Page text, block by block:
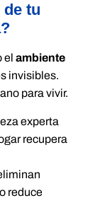
tu
el ambiente
invisibles.
para vivir.
experta
recupera
reduce